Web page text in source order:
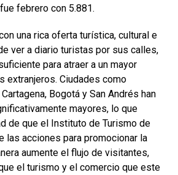
febrero con 5.881.
una rica oferta turística, cultural e
ver a diario turistas por sus calles,
para atraer a un mayor
extranjeros. Ciudades como
Bogotá y San Andrés han
mayores, lo que
de que el Instituto de Turismo de
las acciones para promocionar la
aumente el flujo de visitantes,
el turismo y el comercio que este